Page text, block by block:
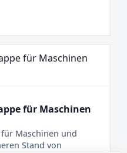
für Maschinen
Maschinen und
Stand von